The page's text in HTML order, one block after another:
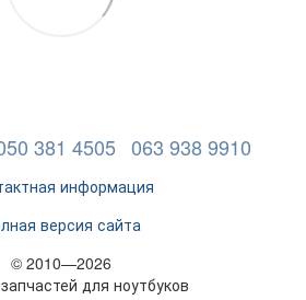
381 4505 063 938 9910
информация
версия сайта
© 2010—2026
для ноутбуков